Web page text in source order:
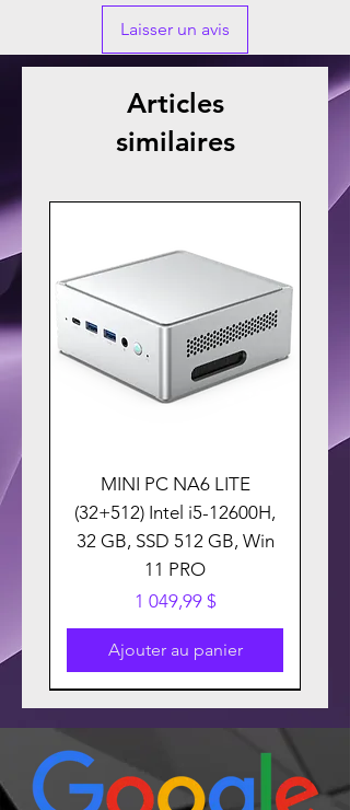
Laisser un avis
Articles
similaires
MINI PC NA6 LITE
(32+512) Intel i5-12600H,
32 GB, SSD 512 GB, Win
11 PRO
Prix
1 049,99 $
Ajouter au panier